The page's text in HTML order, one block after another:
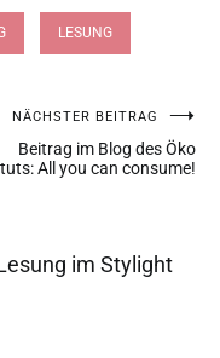
LESUNG
NÄCHSTER BEITRAG
Beitrag im Blog des Öko
All you can consume!
im Stylight